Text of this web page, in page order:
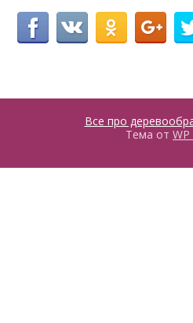
Все про
Тема от WP